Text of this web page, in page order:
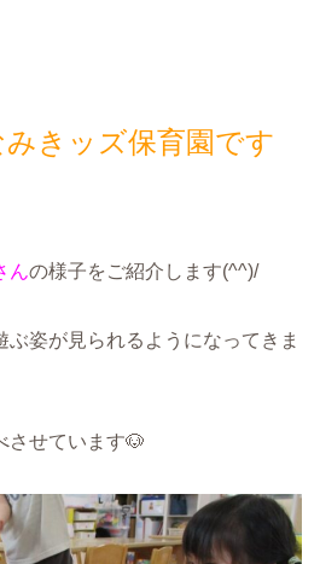
きッズ保育園です
んの様子をご紹介します(^^)/
ぶ姿が見られるようになってきま
させています🐶